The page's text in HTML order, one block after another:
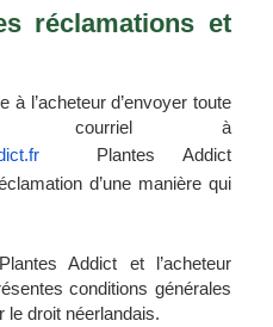
réclamations et
à l’acheteur d’envoyer toute
Plantes Addict
d’une manière qui
Addict et l’acheteur
conditions générales
droit néerlandais.